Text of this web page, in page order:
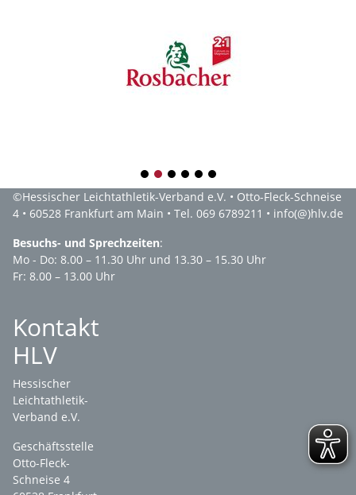
1 2 3 4 5 6
©Hessischer Leichtathletik-Verband e.V. • Otto-Fleck-Schneise
4 • 60528 Frankfurt am Main • Tel. 069 6789211 • info(@)hlv.de
Besuchs- und Sprechzeiten:
Mo - Do: 8.00 – 11.30 Uhr und 13.30 – 15.30 Uhr
Fr: 8.00 – 13.00 Uhr
Kontakt
HLV
Hessischer
Leichtathletik-
Verband e.V.
Geschäftsstelle
Otto-Fleck-
Schneise 4